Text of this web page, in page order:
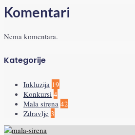
Komentari
Nema komentara.
Kategorije
Inkluzija 19
Konkursi 4
Mala sirena 42
Zdravlje 3